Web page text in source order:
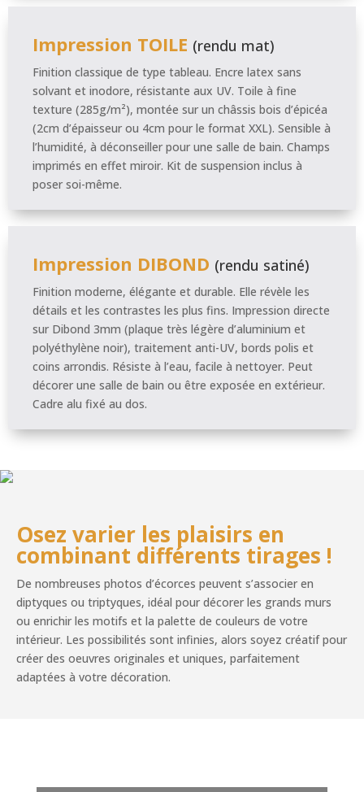
Impression TOILE (rendu mat)
Finition classique de type tableau. Encre latex sans
solvant et inodore, résistante aux UV. Toile à fine
texture (285g/m²), montée sur un châssis bois d’épicéa
(2cm d’épaisseur ou 4cm pour le format XXL). Sensible à
l’humidité, à déconseiller pour une salle de bain. Champs
imprimés en effet miroir. Kit de suspension inclus à
poser soi-même.
Impression DIBOND (rendu satiné)
Finition moderne, élégante et durable. Elle révèle les
détails et les contrastes les plus fins. Impression directe
sur Dibond 3mm (plaque très légère d’aluminium et
polyéthylène noir), traitement anti-UV, bords polis et
coins arrondis. Résiste à l’eau, facile à nettoyer. Peut
décorer une salle de bain ou être exposée en extérieur.
Cadre alu fixé au dos.
Osez varier les plaisirs en
combinant différents tirages !
De nombreuses photos d’écorces peuvent s’associer en
diptyques ou triptyques, idéal pour décorer les grands murs
ou enrichir les motifs et la palette de couleurs de votre
intérieur. Les possibilités sont infinies, alors soyez créatif pour
créer des oeuvres originales et uniques, parfaitement
adaptées à votre décoration.